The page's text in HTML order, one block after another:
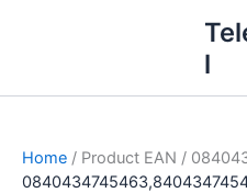
inhoud
l
Home / Product EAN /